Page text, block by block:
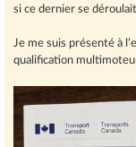
si ce dernier se
Je me suis présenté à
qualification